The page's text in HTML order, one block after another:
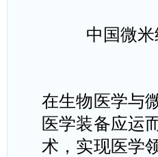
中国微
在生物医学与
医学装备应运
术，实现医学